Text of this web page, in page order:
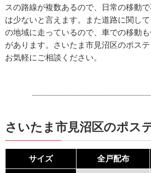
スの路線が複数あるので、日常の移動
は少ないと言えます。また道路に関し
の地域に走っているので、車での移動
があります。さいたま市見沼区のポス
お気軽にご相談ください。
さいたま市見沼区のポス
サイズ 全戸配布